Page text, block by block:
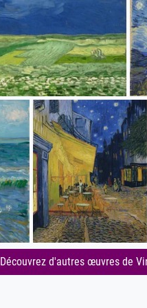
Découvrez d'autres œuvres de